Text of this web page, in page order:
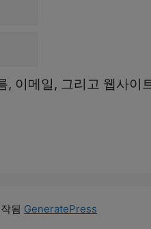
, 이메일, 그리고 웹사이
됨 GeneratePress